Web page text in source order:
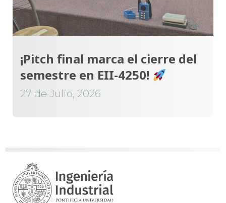
¡Pitch final marca el cierre del
semestre en EII-4250!
27 de Julio, 2026